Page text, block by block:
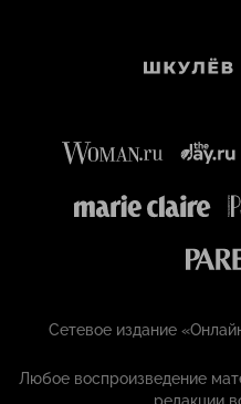
Сетевое издание
Любое воспроизведение